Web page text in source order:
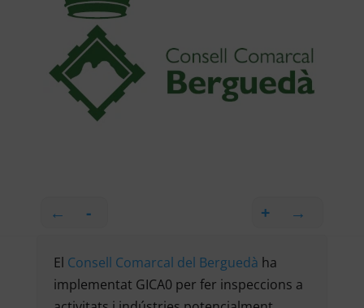
← - + →
El Consell Comarcal del Berguedà ha
implementat GICA0 per fer inspeccions a